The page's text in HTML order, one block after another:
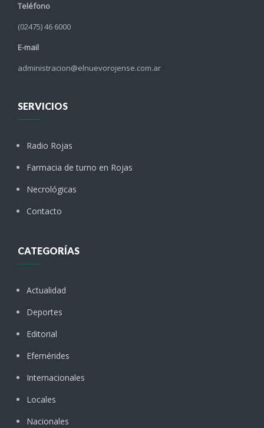
Teléfono
(02475) 46 6000
E-mail
administracion@elnuevorojense.com.ar
SERVICIOS
Radio Rojas
Farmacia de turno en Rojas
Necrológicas
Contacto
CATEGORÍAS
Actualidad
Deportes
Editorial
Efemérides
Internacionales
Locales
Nacionales